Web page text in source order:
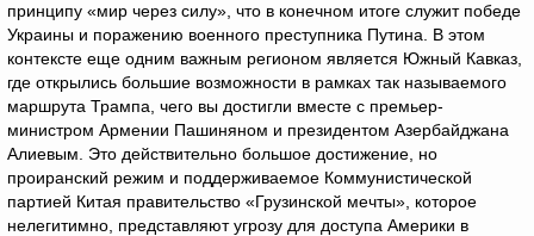
принципу «мир через силу», что в конечном итоге служит победе
Украины и поражению военного преступника Путина. В этом
контексте еще одним важным регионом является Южный Кавказ,
где открылись большие возможности в рамках так называемого
маршрута Трампа, чего вы достигли вместе с премьер-
министром Армении Пашиняном и президентом Азербайджана
Алиевым. Это действительно большое достижение, но
проиранский режим и поддерживаемое Коммунистической
партией Китая правительство «Грузинской мечты», которое
нелегитимно, представляют угрозу для доступа Америки в